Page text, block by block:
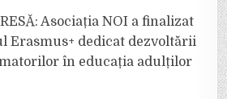
Asociația NOI a finalizat
Erasmus+ dedicat dezvoltării
în educația adulților